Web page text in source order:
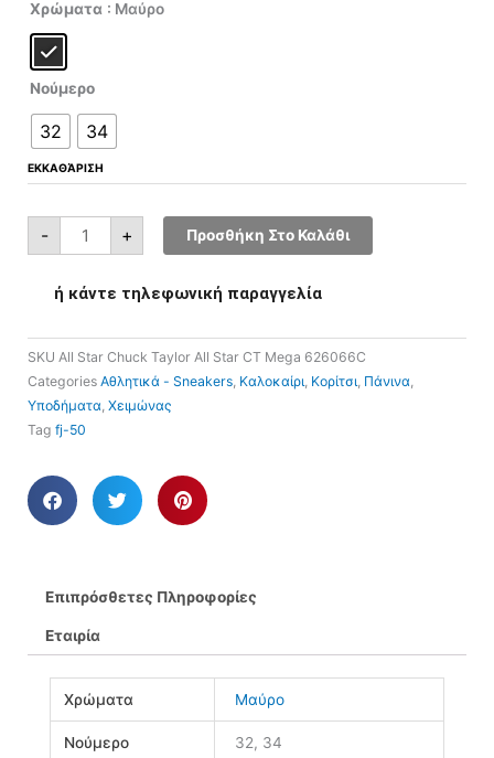
Χρώματα : Μαύρο
Νούμερο
32 34
ΕΚΚΑΘΆΡΙΣΗ
-
Star
Taylor
Star
CT
Mega
626066C
ποσότητα
+ Προσθήκη Στο Καλάθι
ή κάντε τηλεφωνική παραγγελία
SKU All Star Chuck Taylor All Star CT Mega 626066C
Categories Αθλητικά - Sneakers Καλοκαίρι Κορίτσι Πάνινα
Υποδήματα Χειμώνας
Tag fj-50
Επιπρόσθετες Πληροφορίες
Εταιρία
Χρώματα Μαύρο
Νούμερο 32, 34